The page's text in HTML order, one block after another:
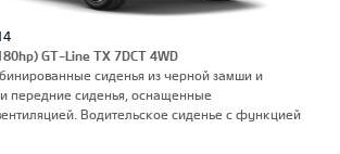
GT-Line TX 7DCT 4WD
сиденья из черной замши и
передние сиденья, оснащенные
Водительское сиденье с функцией